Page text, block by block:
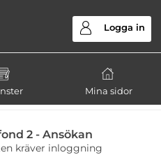
Mina sidor
Logga in
2 - Ansökan
kräver inloggning